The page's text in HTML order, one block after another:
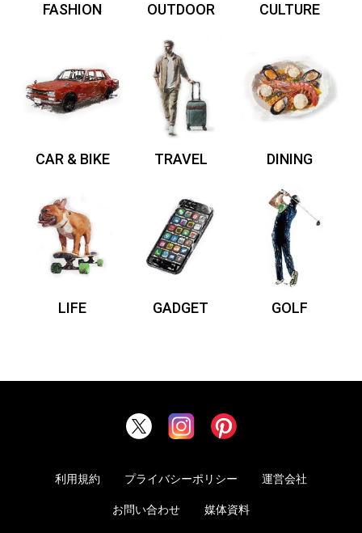
FASHION OUTDOOR CULTURE
CAR & BIKE TRAVEL DINING
LIFE GADGET GOLF
利用規約 プライバシーポリシー 運営会社
お問い合わせ 媒体資料